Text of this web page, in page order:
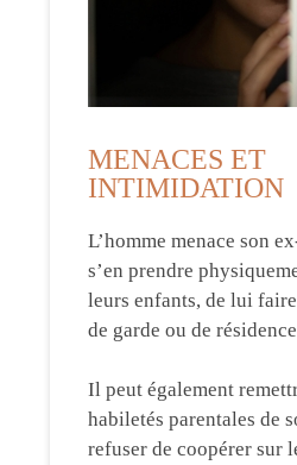
MENACES ET
INTIMIDATION
L’homme menace son
s’en prendre
leurs enfants, de lui
de garde ou de
Il peut également
habiletés parentales de
refuser de coopérer sur